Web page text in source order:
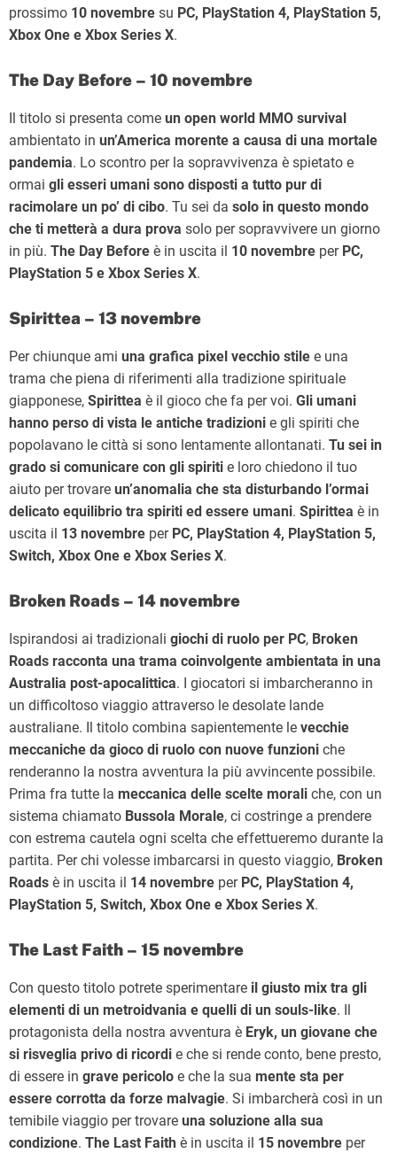
prossimo 10 novembre su PC, PlayStation 4, PlayStation 5,
Xbox One e Xbox Series X.
The Day Before – 10 novembre
Il titolo si presenta come un open world MMO survival
ambientato in un’America morente a causa di una mortale
pandemia. Lo scontro per la sopravvivenza è spietato e
ormai gli esseri umani sono disposti a tutto pur di
racimolare un po’ di cibo. Tu sei da solo in questo mondo
che ti metterà a dura prova solo per sopravvivere un giorno
in più. The Day Before è in uscita il 10 novembre per PC,
PlayStation 5 e Xbox Series X.
Spirittea – 13 novembre
Per chiunque ami una grafica pixel vecchio stile e una
trama che piena di riferimenti alla tradizione spirituale
giapponese, Spirittea è il gioco che fa per voi. Gli umani
hanno perso di vista le antiche tradizioni e gli spiriti che
popolavano le città si sono lentamente allontanati. Tu sei in
grado si comunicare con gli spiriti e loro chiedono il tuo
aiuto per trovare un’anomalia che sta disturbando l’ormai
delicato equilibrio tra spiriti ed essere umani. Spirittea è in
uscita il 13 novembre per PC, PlayStation 4, PlayStation 5,
Switch, Xbox One e Xbox Series X.
Broken Roads – 14 novembre
Ispirandosi ai tradizionali giochi di ruolo per PC, Broken
Roads racconta una trama coinvolgente ambientata in una
Australia post-apocalittica. I giocatori si imbarcheranno in
un difficoltoso viaggio attraverso le desolate lande
australiane. Il titolo combina sapientemente le vecchie
meccaniche da gioco di ruolo con nuove funzioni che
renderanno la nostra avventura la più avvincente possibile.
Prima fra tutte la meccanica delle scelte morali che, con un
sistema chiamato Bussola Morale, ci costringe a prendere
con estrema cautela ogni scelta che effettueremo durante la
partita. Per chi volesse imbarcarsi in questo viaggio, Broken
Roads è in uscita il 14 novembre per PC, PlayStation 4,
PlayStation 5, Switch, Xbox One e Xbox Series X.
The Last Faith – 15 novembre
Con questo titolo potrete sperimentare il giusto mix tra gli
elementi di un metroidvania e quelli di un souls-like. Il
protagonista della nostra avventura è Eryk, un giovane che
si risveglia privo di ricordi e che si rende conto, bene presto,
di essere in grave pericolo e che la sua mente sta per
essere corrotta da forze malvagie. Si imbarcherà così in un
temibile viaggio per trovare una soluzione alla sua
condizione. The Last Faith è in uscita il 15 novembre per